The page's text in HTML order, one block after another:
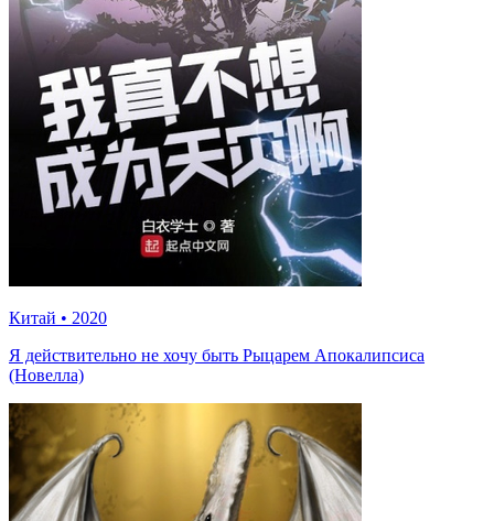
Китай • 2020
Я действительно не хочу быть Рыцарем Апокалипсиса
(Новелла)